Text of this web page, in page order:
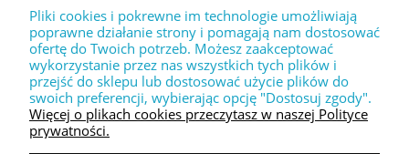
do koszyka
Pliki cookies i pokrewne im technologie umożliwiają
poprawne działanie strony i pomagają nam dostosować
ofertę do Twoich potrzeb. Możesz zaakceptować
wykorzystanie przez nas wszystkich tych plików i
przejść do sklepu lub dostosować użycie plików do
swoich preferencji, wybierając opcję "Dostosuj zgody".
Więcej o plikach cookies przeczytasz w naszej Polityce
prywatności.